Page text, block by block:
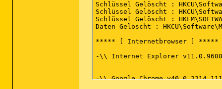
Schlüssel Gelöscht :
Schlüssel Gelöscht :
Schlüssel Gelöscht :
Daten Gelöscht :
***** [ Internetbrowser ] *****
-\\ Internet Explorer
-\\ Google Chrome v40.0.2214.111